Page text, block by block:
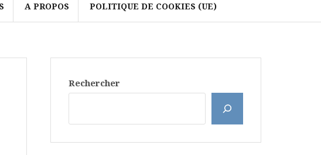
A PROPOS POLITIQUE DE COOKIES (UE)
Rechercher